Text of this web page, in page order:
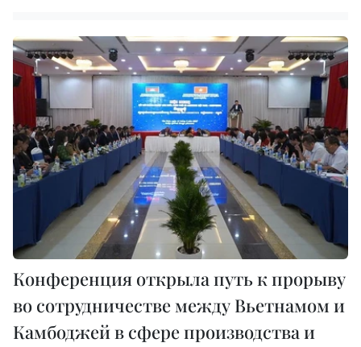
Конференция открыла путь к прорыву
во сотрудничестве между Вьетнамом и
Камбоджей в сфере производства и